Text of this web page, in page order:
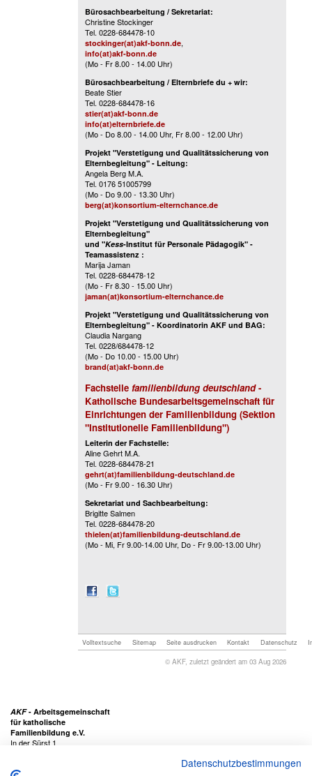
Bürosachbearbeitung / Sekretariat:
Christine Stockinger
Tel. 0228-684478-10
stockinger(at)akf-bonn.de,
info(at)akf-bonn.de
(Mo - Fr 8.00 - 14.00 Uhr)
Bürosachbearbeitung / Elternbriefe du + wir:
Beate Stier
Tel. 0228-684478-16
stier(at)akf-bonn.de
info(at)elternbriefe.de
(Mo - Do 8.00 - 14.00 Uhr, Fr 8.00 - 12.00 Uhr)
Projekt "Verstetigung und Qualitätssicherung von
Elternbegleitung" - Leitung:
Angela Berg M.A.
Tel. 0176 51005799
(Mo - Do 9.00 - 13.30 Uhr)
berg(at)konsortium-elternchance.de
Projekt "Verstetigung und Qualitätssicherung von
Elternbegleitung"
und "Kess-Institut für Personale Pädagogik" -
Teamassistenz :
Marija Jaman
Tel. 0228-684478-12
(Mo - Fr 8.30 - 15.00 Uhr)
jaman(at)konsortium-elternchance.de
Projekt "Verstetigung und Qualitätssicherung von
Elternbegleitung" - Koordinatorin AKF und BAG:
Claudia Nargang
Tel. 0228/684478-12
(Mo - Do 10.00 - 15.00 Uhr)
brand(at)akf-bonn.de
Fachstelle familienbildung deutschland-
Katholische Bundesarbeitsgemeinschaft für
Einrichtungen der Familienbildung (Sektion
"Institutionelle Familienbildung")
Leiterin der Fachstelle:
Aline Gehrt M.A.
Tel. 0228-684478-21
gehrt(at)familienbildung-deutschland.de
(Mo - Fr 9.00 - 16.30 Uhr)
Sekretariat und Sachbearbeitung:
Brigitte Salmen
Tel. 0228-684478-20
thielen(at)familienbildung-deutschland.de
(Mo - Mi, Fr 9.00-14.00 Uhr, Do - Fr 9.00-13.00 Uhr)
Volltextsuche Sitemap Seite ausdrucken Kontakt Datenschutz
© AKF, zuletzt geändert am 03 Aug 2026
AKF- Arbeitsgemeinschaft
für katholische
Familienbildung e.V.
In der Sürst 1
Datenschutzbestimmungen